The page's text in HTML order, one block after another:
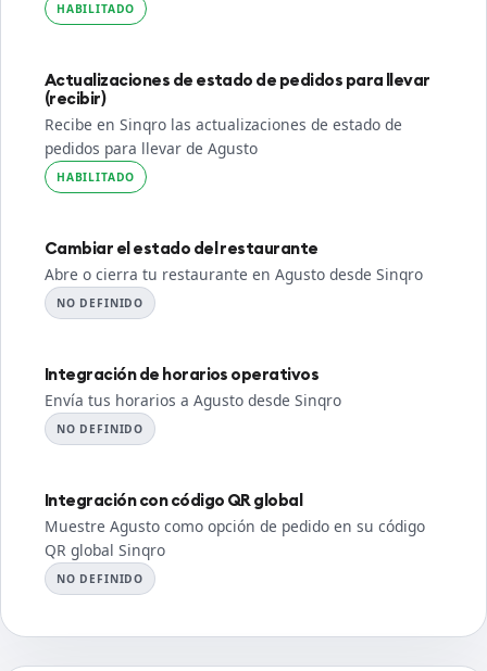
HABILITADO
Actualizaciones de estado de pedidos para llevar
(recibir)
Recibe en Sinqro las actualizaciones de estado de
pedidos para llevar de Agusto
HABILITADO
Cambiar el estado del restaurante
Abre o cierra tu restaurante en Agusto desde Sinqro
NO DEFINIDO
Integración de horarios operativos
Envía tus horarios a Agusto desde Sinqro
NO DEFINIDO
Integración con código QR global
Muestre Agusto como opción de pedido en su código
QR global Sinqro
NO DEFINIDO